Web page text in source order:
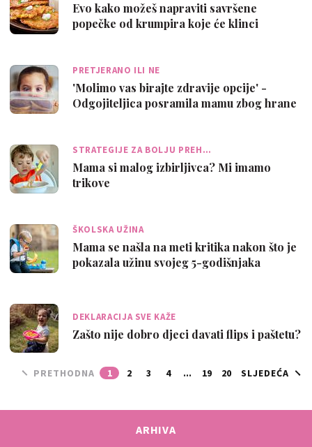
Evo kako možeš napraviti savršene
popečke od krumpira koje će klinci
PRETJERANO ILI NE
'Molimo vas birajte zdravije opcije' -
Odgojiteljica posramila mamu zbog hrane
STRATEGIJE ZA BOLJU PREH…
Mama si malog izbirljivca? Mi imamo
trikove
ŠKOLSKA UŽINA
Mama se našla na meti kritika nakon što je
pokazala užinu svojeg 5-godišnjaka
DEKLARACIJA SVE KAŽE
Zašto nije dobro djeci davati flips i paštetu?
PRETHODNA 1 2 3 4 ... 19 20 SLJEDEĆA
ARHIVA